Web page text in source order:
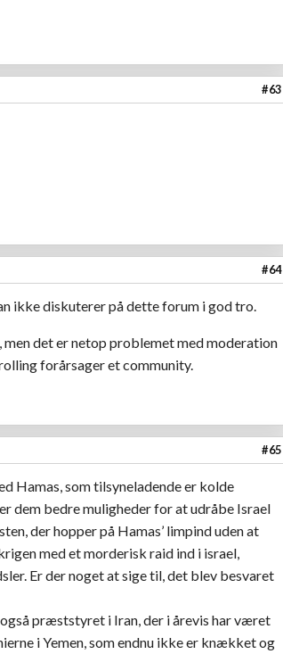
#63
#64
ikke diskuterer på dette forum i god tro.
det er netop problemet med moderation
forårsager et community.
#65
Hamas, som tilsyneladende er kolde
dem bedre muligheder for at udråbe Israel
der hopper på Hamas’ limpind uden at
med et morderisk raid ind i israel,
Er der noget at sige til, det blev besvaret
præststyret i Iran, der i årevis har været
i Yemen, som endnu ikke er knækket og